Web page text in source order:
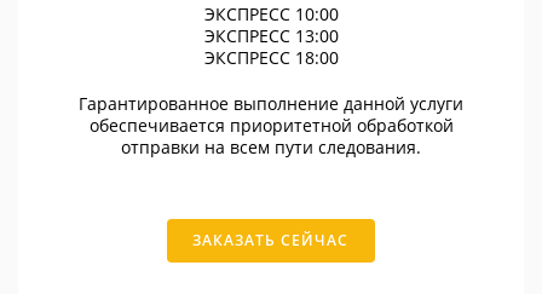
ЭКСПРЕСС 10:00
ЭКСПРЕСС 13:00
ЭКСПРЕСС 18:00
Гарантированное выполнение данной услуги
обеспечивается приоритетной обработкой
отправки на всем пути следования.
ЗАКАЗАТЬ СЕЙЧАС